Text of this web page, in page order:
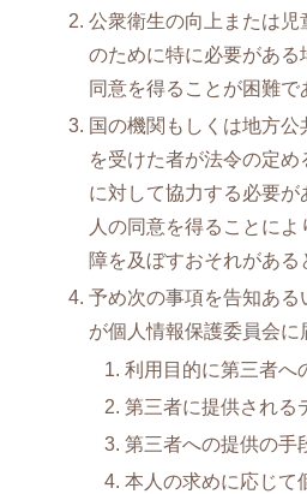
公衆衛生の向上または
のために特に必要があ
同意を得ることが困難で
国の機関もしくは地方
を受けた者が法令の定め
に対して協力する必要
人の同意を得ることに
障を及ぼすおそれがある
予め次の事項を告知あ
が個人情報保護委員会に
利用目的に第三者へ
第三者に提供される
第三者への提供の手
本人の求めに応じて